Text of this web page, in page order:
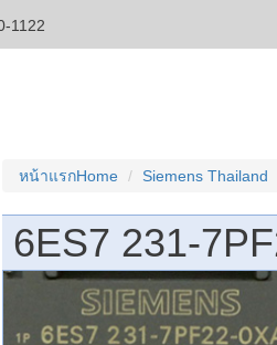
1122
หน้าแรกHome Siemens Thailand
6ES7 231-